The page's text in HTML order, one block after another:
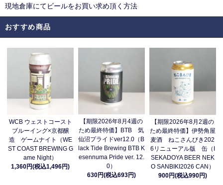
現地倉庫にてビールをお買い求め頂く方法
おすすめ商品
WCB ウェストコースト
ブルーイング×京都醸
造 ゲームナイト（WE
ST COAST BREWING G
ame Night）
1,360円(税込1,496円)
【期限2026年8月4週の
ため最終特価】BTB 気
仙沼プライドver12.0（B
lack Tide Brewing BTB K
esennuma Pride ver. 12.
0）
630円(税込693円)
【期限2026年8月2週の
ため最終特価】伊勢角屋
麦酒 ねこさんびき202
6リニューアル版 缶（I
SEKADOYA BEER NEK
O SANBIKI2026 CAN）
900円(税込990円)